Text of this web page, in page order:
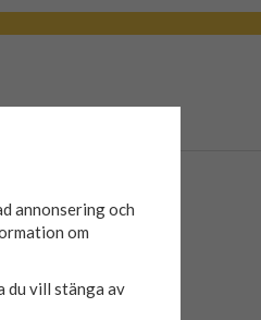
från Haleman.
annonsering och
om
du vill stänga av